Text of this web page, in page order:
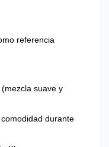
referencia
suave y
durante